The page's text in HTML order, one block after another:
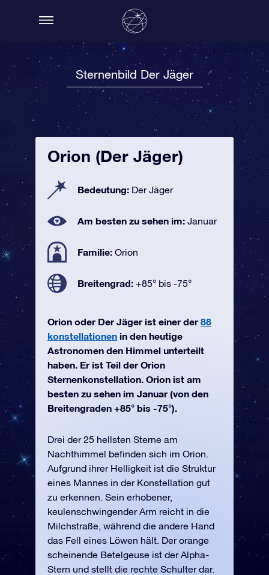
Sternenbild Der Jäger
Orion (Der Jäger)
Bedeutung: Der Jäger
Am besten zu sehen im: Januar
Familie: Orion
Breitengrad: +85° bis -75°
Orion oder Der Jäger ist einer der88
konstellationen in den heutige
Astronomen den Himmel unterteilt
haben. Er ist Teil der Orion
Sternenkonstellation. Orion ist am
besten zu sehen im Januar (von den
Breitengraden +85° bis -75°).
Drei der 25 hellsten Sterne am
Nachthimmel befinden sich im Orion.
Aufgrund ihrer Helligkeit ist die Struktur
eines Mannes in der Konstellation gut
zu erkennen. Sein erhobener,
keulenschwingender Arm reicht in die
Milchstraße, während die andere Hand
das Fell eines Löwen hält. Der orange
scheinende Betelgeuse ist der Alpha-
Stern und stellt die rechte Schulter dar.